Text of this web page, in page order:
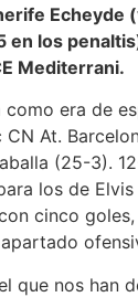
Echeyde
en los
Mediterrani.
era de
At.
(25-3).
los de
cinco
que nos han